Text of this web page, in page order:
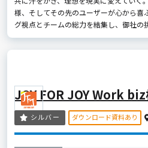
様、そしてその先のユーザーが心から喜
グ視点とチームの総力を結集し、御社の
JOY FOR JOY Work
シルバー ダウンロード資料あり